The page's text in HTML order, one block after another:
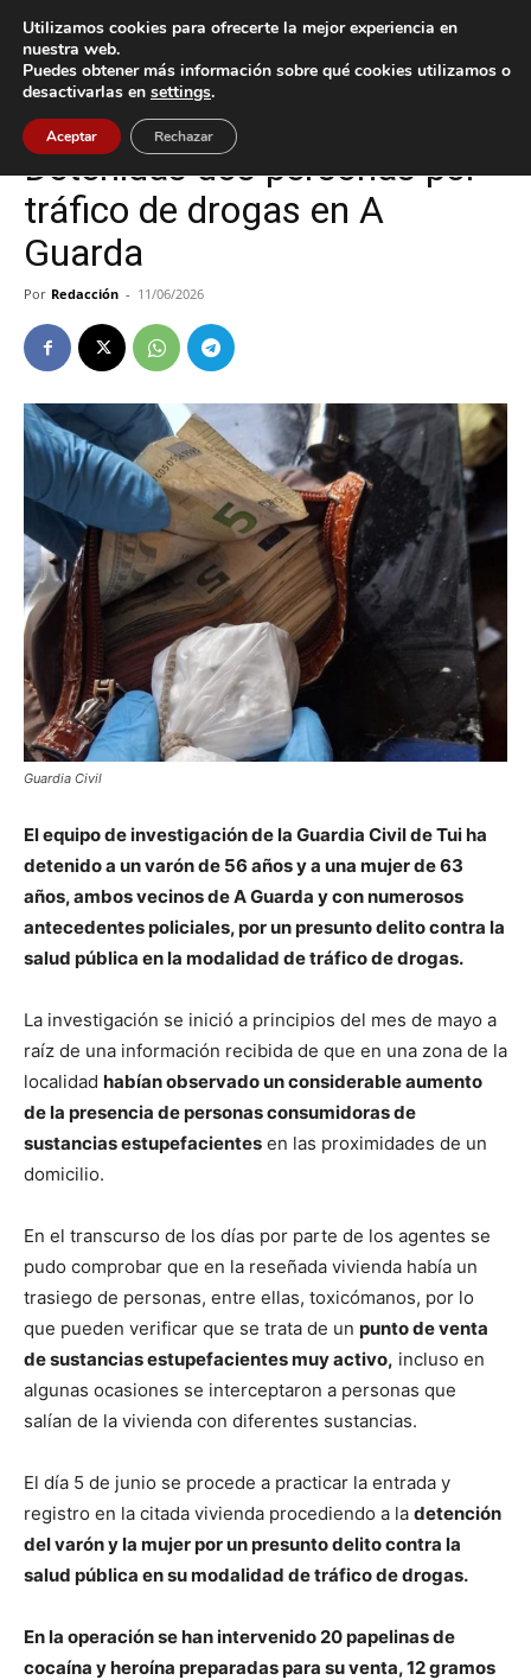
Inicio A Guarda
A Guarda Sucesos
Detenidas dos personas por
tráfico de drogas en A
Guarda
Por Redacción - 11/06/2026
Guardia Civil
El equipo de investigación de la Guardia Civil de Tui ha
detenido a un varón de 56 años y a una mujer de 63
años, ambos vecinos de A Guarda y con numerosos
antecedentes policiales, por un presunto delito contra la
salud pública en la modalidad de tráfico de drogas.
La investigación se inició a principios del mes de mayo a
raíz de una información recibida de que en una zona de la
localidad habían observado un considerable aumento
de la presencia de personas consumidoras de
sustancias estupefacientes en las proximidades de un
domicilio.
En el transcurso de los días por parte de los agentes se
pudo comprobar que en la reseñada vivienda había un
trasiego de personas, entre ellas, toxicómanos, por lo
que pueden verificar que se trata de un punto de venta
de sustancias estupefacientes muy activo, incluso en
algunas ocasiones se interceptaron a personas que
salían de la vivienda con diferentes sustancias.
El día 5 de junio se procede a practicar la entrada y
registro en la citada vivienda procediendo a la detención
del varón y la mujer por un presunto delito contra la
salud pública en su modalidad de tráfico de drogas.
En la operación se han intervenido 20 papelinas de
cocaína y heroína preparadas para su venta, 12 gramos
Utilizamos cookies para ofrecerte la mejor experiencia en
nuestra web.
Puedes obtener más información sobre qué cookies utilizamos o
desactivarlas en settings.
Aceptar Rechazar